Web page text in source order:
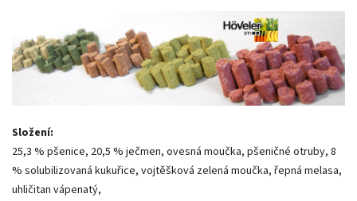
Složení:
25,3 % pšenice, 20,5 % ječmen, ovesná moučka, pšeničné otruby, 8
% solubilizovaná kukuřice, vojtěšková zelená moučka, řepná melasa,
uhličitan vápenatý,